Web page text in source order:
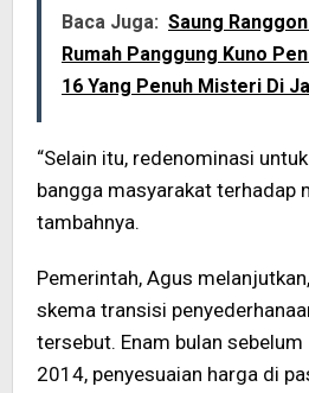
Baca Juga: Saung
Rumah Panggung Kuno
16 Yang Penuh Misteri Di
“Selain itu, redenominasi
bangga masyarakat terhadap
tambahnya.
Pemerintah, Agus
skema transisi
tersebut. Enam bulan
2014, penyesuaian harga di